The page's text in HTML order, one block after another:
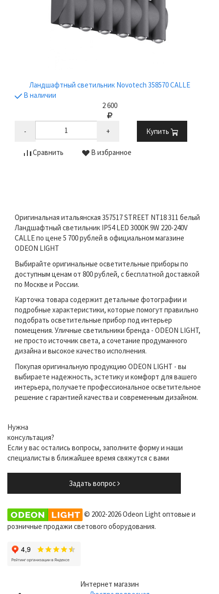
Ландшафтный светильник Novotech 358570 CALLE
В наличии
2 600
- + Купить
Сравнить В избранное
Оригинальная итальянская 357517 STREET NT18 311 белый
Ландшафтный светильник IP54 LED 3000K 9W 220-240V
CALLE по цене 5 700 рублей в официальном магазине
ODEON LIGHT
Выбирайте оригинальные осветительные приборы по
доступным ценам от 800 рублей, с бесплатной доставкой
по Москве и России.
Карточка товара содержит детальные фотографии и
подробные характеристики, которые помогут правильно
подобрать осветительные прибор под интерьер
помещения. Уличные светильники бренда - ODEON LIGHT,
не просто источник света, а сочетание продуманного
дизайна и высокое качество исполнения.
Покупая оригинальную продукцию ODEON LIGHT - вы
выбираете надежность, эстетику и комфорт для вашего
интерьера, получаете профессиональное осветительное
решение с гарантией качества и современным дизайном.
Нужна
консультация?
Если у вас остались вопросы, заполните форму и наши
специалисты в ближайшее время свяжутся с вами
Задать вопрос
© 2002-2026 Odeon Light оптовые и
розничные продажи светового оборудования.
Интернет магазин